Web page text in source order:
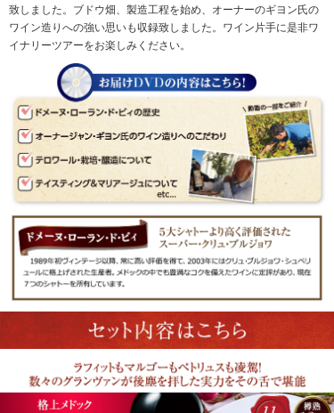
致しました。ブドウ畑、製造工程を始め、オーナーのギヨン氏の
ワイン造りへの強い思いも収録致しました。ワイン片手に是非ワ
イナリーツアーをお楽しみください。